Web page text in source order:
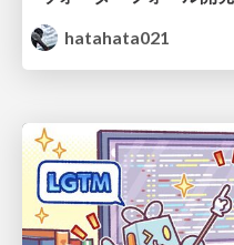
hatahata021